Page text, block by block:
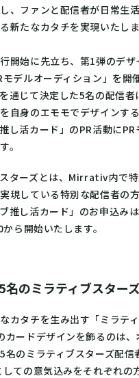
、ファンと配信者が日常生
新たなカタチを実現いたしま
開始に先立ち、第1弾のデ
デルオーディション」を開
通じて決定した5名の配信
自身のエモモでデザインす
推し活カード」のPR活動に
。
ターズとは、Mirrativ内で
現している特別な配信者の方
推し活カード」のお申込み
から開始いたします。
名のミラティブスター
カタチを生み出す「ミラテ
カードデザインを飾るのは
名のミラティブスターズ配信
しての意気込みをそれぞれの